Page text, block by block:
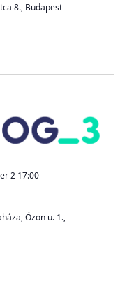
8., Budapest
2 17:00
Ózon u. 1.,